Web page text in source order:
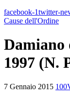
facebook-1twitter-
Cause dell'Ordine
Damiano
1997 (N.
7 Gennaio 2015 100